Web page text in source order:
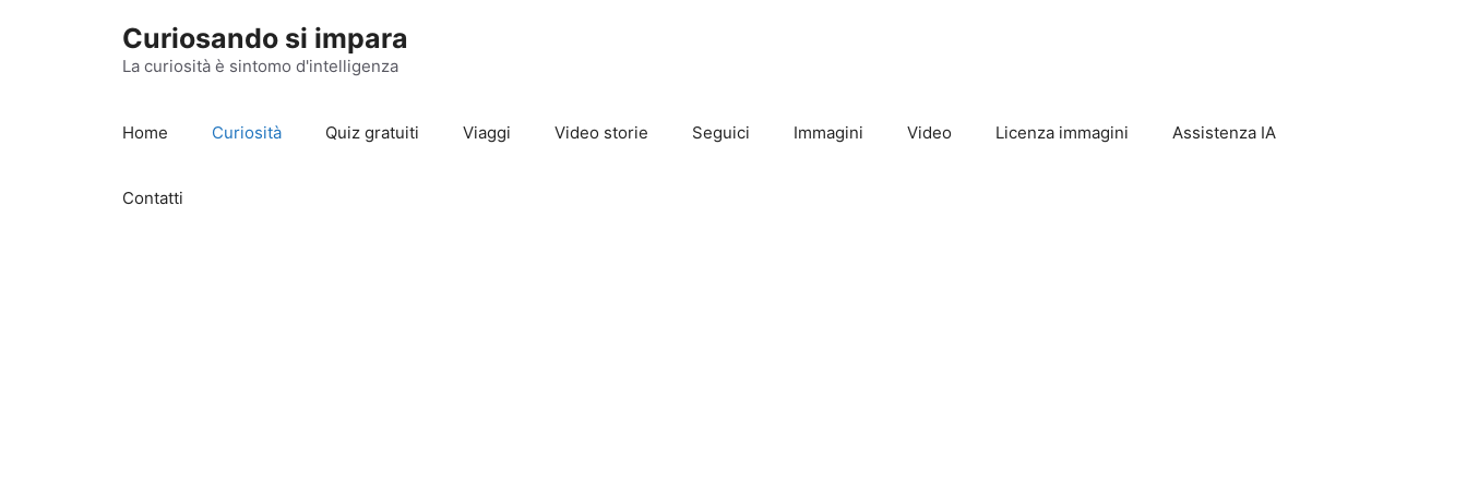
Curiosando si impara
La curiosità è sintomo d'intelligenza
Home Curiosità Quiz gratuiti Viaggi Video storie Seguici Immagini Video Licenza immagini Assistenza IA
Contatti